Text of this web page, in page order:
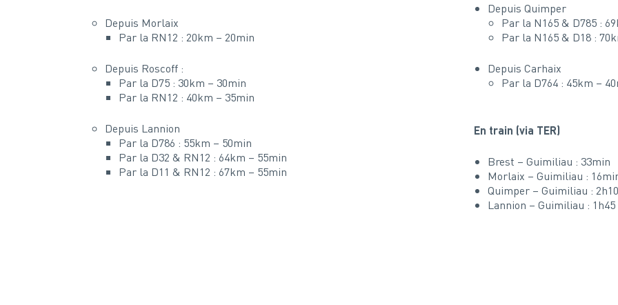
Depuis Morlaix
Par la RN12 : 20km – 20min
Depuis Roscoff :
Par la D75 : 30km – 30min
Par la RN12 : 40km – 35min
Depuis Lannion
Par la D786 : 55km – 50min
Par la D32 & RN12 : 64km – 55min
Par la D11 & RN12 : 67km – 55min
Depuis Quimper
Par la N165 & D785 :
Par la N165 & D18 :
Depuis Carhaix
Par la D764 : 45km –
En train (via TER)
Brest – Guimiliau : 33min
Morlaix – Guimiliau :
Quimper – Guimiliau : 2h10
Lannion – Guimiliau : 1h45